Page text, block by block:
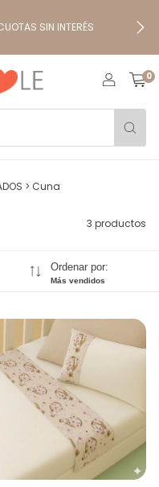
SIN INTERÉS
0
> Cuna
3 productos
Ordenar por:
Más vendidos